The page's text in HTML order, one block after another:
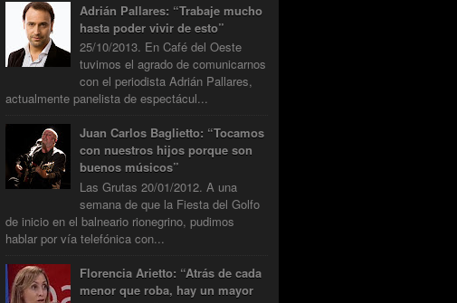
Adrián Pallares: “Trabaje mucho
hasta poder vivir de esto”
25/10/2013. En Café del Oeste
tuvimos el agrado de comunicarnos
con el periodista Adrián Pallares,
actualmente panelista de espectácul...
Juan Carlos Baglietto: “Tocamos
con nuestros hijos porque son
buenos músicos”
Las Grutas 20/01/2012. A una
semana de que la Fiesta del Golfo
de inicio en el balneario rionegrino, pudimos
hablar por vía telefónica con...
Florencia Arietto: “Atrás de cada
menor que roba, hay un mayor